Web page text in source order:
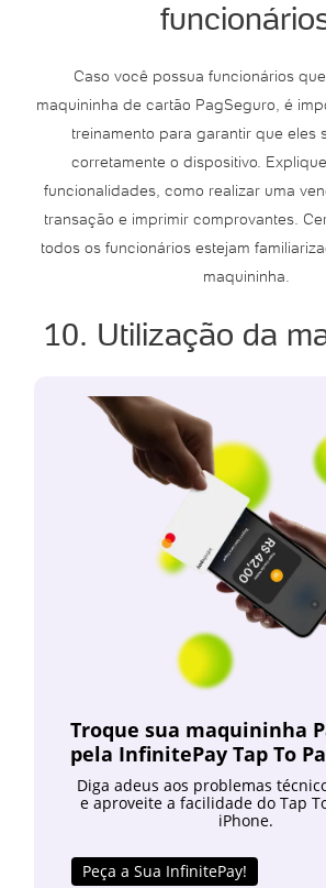
Caso você possua funcionários
maquininha de cartão PagSeguro, é
treinamento para garantir que eles
corretamente o dispositivo.
funcionalidades, como realizar uma
transação e imprimir comprovantes.
todos os funcionários estejam
maquininha.
10. Utilização da
Troque sua maquininha
pela InfinitePay Tap To
Diga adeus aos problemas
e aproveite a facilidade do Tap
iPhone.
Peça a Sua InfinitePay!